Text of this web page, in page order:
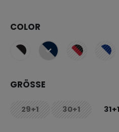
COLOR
ausgewählt
GRÖSSE
29+1not.available
30+1not.available
31+1